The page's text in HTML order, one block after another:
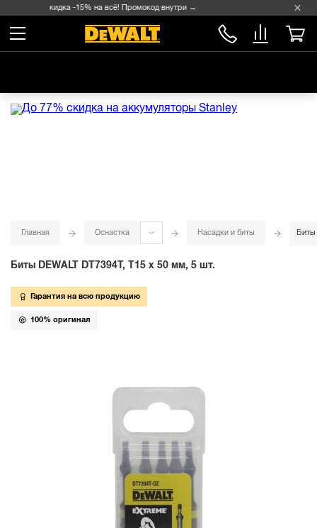
Скидка -15% на всё! Промокод внутри →
Главная Оснастка Насадки и биты Биты
Биты DEWALT DT7394T, T15 x 50 мм, 5 шт.
Гарантия на всю продукцию
100% оригинал